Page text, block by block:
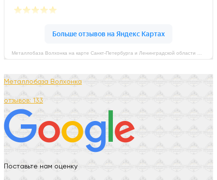
Металлобаза Волхонка на карте Санкт‑Петербурга и Ленинградской области — Яндекс Карты
Металлобаза Волхонка
отзывов: 133
Поставьте нам оценку